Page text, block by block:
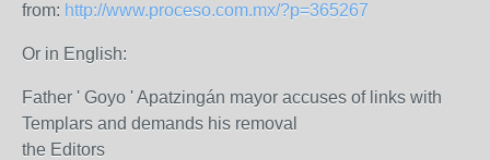
from: http://www.proceso.com.mx/?p=365267
Or in English:
Father ' Goyo ' Apatzingán mayor accuses of links with
Templars and demands his removal
the Editors